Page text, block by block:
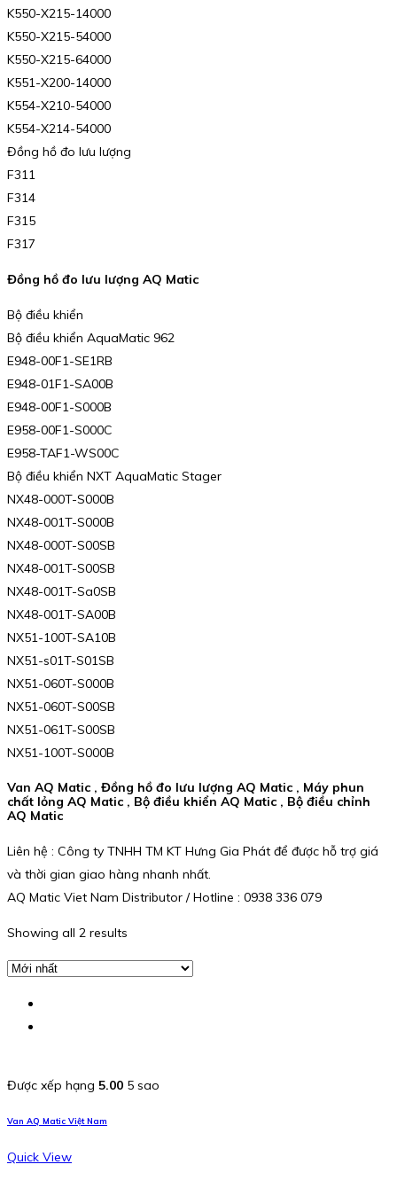
K550-X215-14000
K550-X215-54000
K550-X215-64000
K551-X200-14000
K554-X210-54000
K554-X214-54000
Đồng hồ đo lưu lượng
F311
F314
F315
F317
Đồng hồ đo lưu lượng AQ Matic
Bộ điều khiển
Bộ điều khiển AquaMatic 962
E948-00F1-SE1RB
E948-01F1-SA00B
E948-00F1-S000B
E958-00F1-S000C
E958-TAF1-WS00C
Bộ điều khiển NXT AquaMatic Stager
NX48-000T-S000B
NX48-001T-S000B
NX48-000T-S00SB
NX48-001T-S00SB
NX48-001T-Sa0SB
NX48-001T-SA00B
NX51-100T-SA10B
NX51-s01T-S01SB
NX51-060T-S000B
NX51-060T-S00SB
NX51-061T-S00SB
NX51-100T-S000B
Van AQ Matic , Đồng hồ đo lưu lượng AQ Matic , Máy phun
chất lỏng AQ Matic , Bộ điều khiển AQ Matic , Bộ điều chỉnh
AQ Matic
Liên hệ : Công ty TNHH TM KT Hưng Gia Phát để được hỗ trợ giá
và thời gian giao hàng nhanh nhất.
AQ Matic Viet Nam Distributor / Hotline : 0938 336 079
Showing all 2 results
Được xếp hạng 5.00 5 sao
Van AQ Matic Việt Nam
Quick View